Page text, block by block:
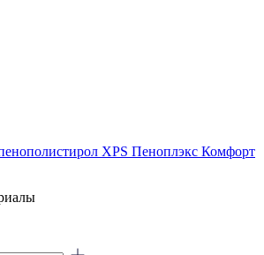
XPS Пеноплэкс Комфорт